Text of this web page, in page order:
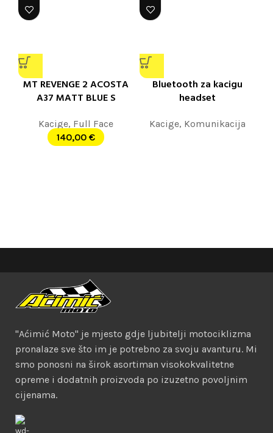
MT REVENGE 2 ACOSTA
A37 MATT BLUE S
Kacige, Full Face
140,00 €
Bluetooth za kacigu
headset
Kacige, Komunikacija
"Aćimić Moto" je mjesto gdje ljubitelji motociklizma
pronalaze sve što im je potrebno za svoju avanturu. Mi
smo ponosni na širok asortiman visokokvalitetne
opreme i dodatnih proizvoda po izuzetno povoljnim
cijenama.